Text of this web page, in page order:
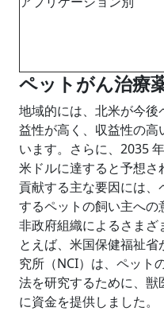
ペットがん治療
地域的には、北米が今
益性が高く、収益性の高
います。さらに、2035
米ドルに達すると予想
貢献する主な要因には
するペットの飼い主へ
非政府組織によるさまざ
とえば、米国保健福祉
究所（NCI）は、ペット
法を研究するために、獣
に資金を提供しました。